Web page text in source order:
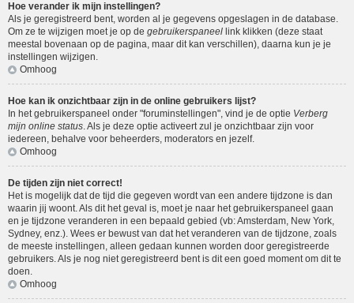
Hoe verander ik mijn instellingen?
Als je geregistreerd bent, worden al je gegevens opgeslagen in de database.
Om ze te wijzigen moet je op de gebruikerspaneel link klikken (deze staat
meestal bovenaan op de pagina, maar dit kan verschillen), daarna kun je je
instellingen wijzigen.
Omhoog
Hoe kan ik onzichtbaar zijn in de online gebruikers lijst?
In het gebruikerspaneel onder "foruminstellingen", vind je de optie Verberg
mijn online status. Als je deze optie activeert zul je onzichtbaar zijn voor
iedereen, behalve voor beheerders, moderators en jezelf.
Omhoog
De tijden zijn niet correct!
Het is mogelijk dat de tijd die gegeven wordt van een andere tijdzone is dan
waarin jij woont. Als dit het geval is, moet je naar het gebruikerspaneel gaan
en je tijdzone veranderen in een bepaald gebied (vb: Amsterdam, New York,
Sydney, enz.). Wees er bewust van dat het veranderen van de tijdzone, zoals
de meeste instellingen, alleen gedaan kunnen worden door geregistreerde
gebruikers. Als je nog niet geregistreerd bent is dit een goed moment om dit te
doen.
Omhoog